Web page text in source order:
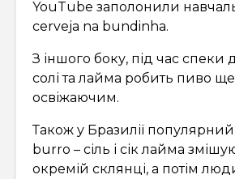
YouTube заполонили
cerveja na bundinha.
З іншого боку, під час спеки
солі та лайма робить пиво
освіжаючим.
Також у Бразилії
burro – сіль і сік лайма
окремій склянці, а потім